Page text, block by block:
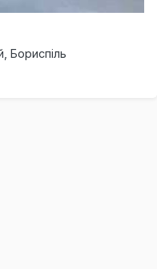
Бориспіль